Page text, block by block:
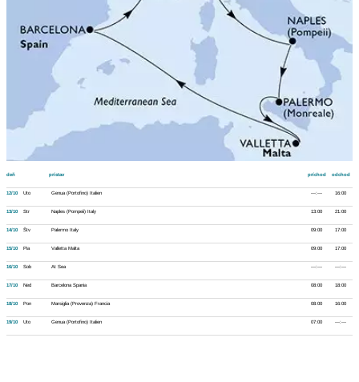
deň prístav odchod
príchod
16:00
---:---
12/10 Uto Genua (Portofino) Italien
21:00
13:00
13/10 Str Naples (Pompeii) Italy
17:00
09:00
14/10 Štv Palermo Italy
17:00
09:00
15/10 Pia Valletta Malta
---:---
---:---
16/10 Sob At Sea
18:00
08:00
17/10 Ned Barcelona Spania
16:00
08:00
18/10 Pon Marsiglia (Provenza) Francia
---:---
07:00
19/10 Uto Genua (Portofino) Italien